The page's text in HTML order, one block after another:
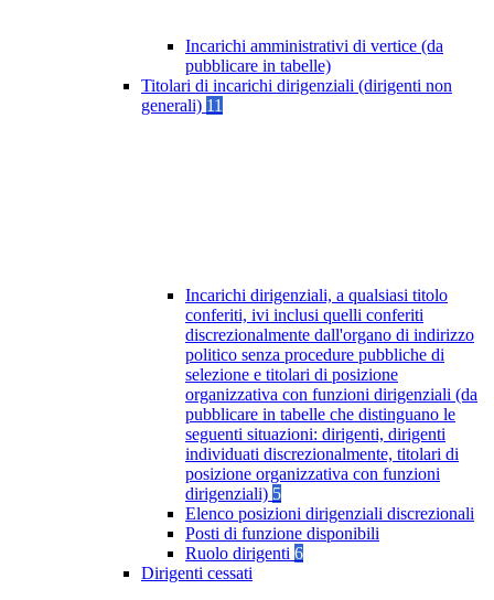
Incarichi amministrativi di vertice (da
pubblicare in tabelle)
Titolari di incarichi dirigenziali (dirigenti non
generali) 11
Incarichi dirigenziali, a qualsiasi titolo
conferiti, ivi inclusi quelli conferiti
discrezionalmente dall'organo di indirizzo
politico senza procedure pubbliche di
selezione e titolari di posizione
organizzativa con funzioni dirigenziali (da
pubblicare in tabelle che distinguano le
seguenti situazioni: dirigenti, dirigenti
individuati discrezionalmente, titolari di
posizione organizzativa con funzioni
dirigenziali) 5
Elenco posizioni dirigenziali discrezionali
Posti di funzione disponibili
Ruolo dirigenti 6
Dirigenti cessati